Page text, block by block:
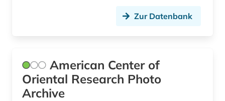
frühe neuzeit (2)
funde (3)
Zur Datenbank
American Center of
Oriental Research Photo
Archive